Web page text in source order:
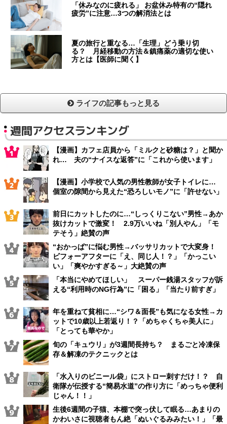
「休みなのに疲れる」 お盆休み特有の“隠れ
疲労”に注意…3つの解消法とは
夏の旅行と重なる…「生理」どう乗り切
る？ 月経移動の方法＆鎮痛薬の適切な使い
方とは【医師に聞く】
ライフの記事もっと見る
週間アクセスランキング
【漫画】カフェ店員から「ミルクと砂糖は？」と聞か
れ… 夫の“ナイスな返答”に「これから使います」
【漫画】小学校で人気の男性教師が女子トイレに…
個室の隙間から見えた“恐ろしいモノ”に「許せない」
前日にカットしたのに…“しっくりこない”男性→あか
抜けカットで激変！ 2.9万いいね「別人やん」「モ
テそう」絶賛の声
“おかっぱ”に悩む男性→バッサリカットで大変身！
ビフォーアフターに「え、同じ人！？」「かっこい
い」「爽やかすぎる～」大絶賛の声
「本当にやめてほしい」 スーパー銭湯スタッフが訴
える“利用時のNG行為”に「困る」「当たり前すぎ」
年を重ねて貧相に…“シワ＆面長”も気になる女性→カ
ットで10歳以上若返り！？「めちゃくちゃ美人に」
「とっても華やか」
旬の「キュウリ」が3週間長持ち？ まるごと冷凍保
存＆解凍のテクニックとは
「水入りのビニール袋」にストロー刺すだけ！？ 自
衛隊が伝授する“簡易水道”の作り方に「めっちゃ便利
じゃん！！」
生後6週間の子猫、本棚で突っ伏して眠る…あまりの
かわいさに視聴者もん絶「ぬいぐるみみたい！」「最